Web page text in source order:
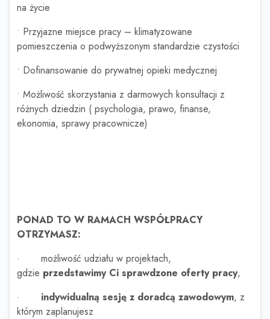
na życie
• Przyjazne miejsce pracy – klimatyzowane
pomieszczenia o podwyższonym standardzie czystości
• Dofinansowanie do prywatnej opieki medycznej
• Możliwość skorzystania z darmowych konsultacji z
różnych dziedzin ( psychologia, prawo, finanse,
ekonomia, sprawy pracownicze)
PONAD TO W RAMACH WSPÓŁPRACY
OTRZYMASZ:
· możliwość udziału w projektach,
gdzie przedstawimy Ci sprawdzone oferty pracy,
· indywidualną sesję z doradcą zawodowym, z
którym zaplanujesz